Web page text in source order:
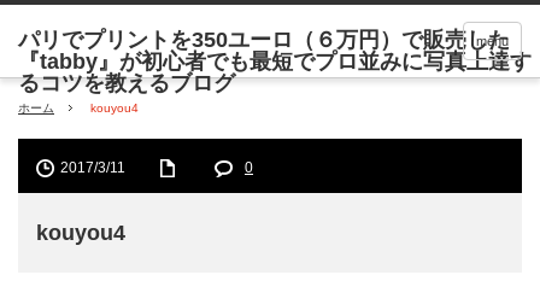
menu
ホーム kouyou4
2017/3/11 0
kouyou4